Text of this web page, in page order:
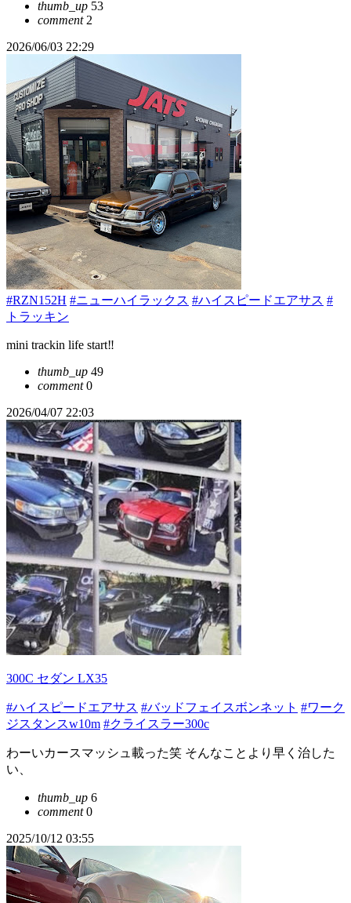
thumb_up 53
comment2
2026/06/03 22:29
#RZN152H #ニューハイラックス #ハイスピードエアサス #
トラッキン
mini trackin life start‼️
thumb_up 49
comment0
2026/04/07 22:03
300C セダン LX35
#ハイスピードエアサス #バッドフェイスボンネット #ワーク
ジスタンスw10m #クライスラー300c
わーいカースマッシュ載った笑 そんなことより早く治した
い、
thumb_up 6
comment0
2025/10/12 03:55